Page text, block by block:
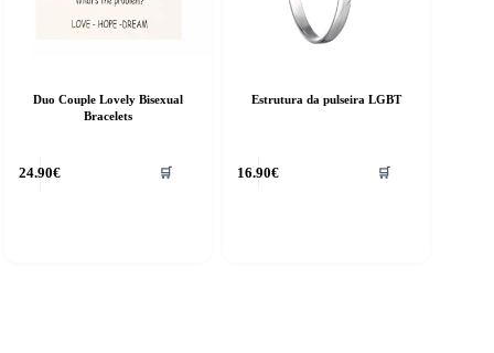
Duo Couple Lovely Bisexual
Bracelets
24.90€ 🛒
Estrutura da pulseira LGBT
16.90€ 🛒